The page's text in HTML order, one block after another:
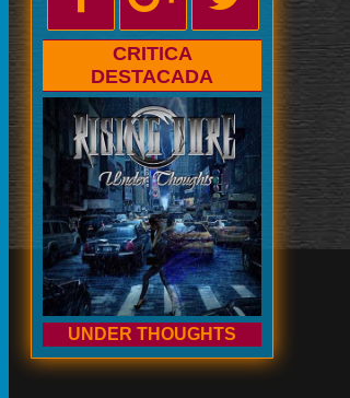
CRITICA
DESTACADA
UNDER THOUGHTS